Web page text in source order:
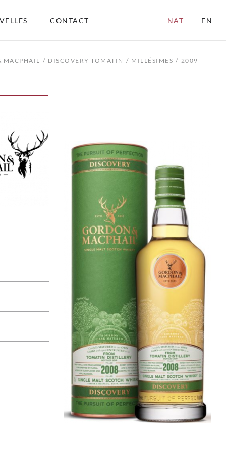
CONTACT NAT EN
MACPHAIL DISCOVERY TOMATIN MILLÉSIMES 2009